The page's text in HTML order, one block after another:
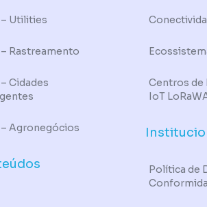
Utilities
Rastreamento
Cidades
– Agronegócios
Centros de
IoT
Política de